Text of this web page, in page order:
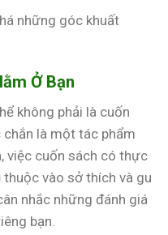
những góc khuất
Ở Bạn
không phải là cuốn
là một tác phẩm
việc cuốn sách có thực
thuộc vào sở thích và gu
nhắc những đánh giá
bạn.